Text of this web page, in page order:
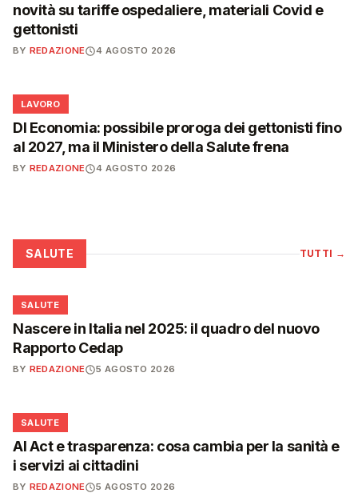
novità su tariffe ospedaliere, materiali Covid e
gettonisti
BY REDAZIONE 4 AGOSTO 2026
💼
LAVORO
Dl Economia: possibile proroga dei gettonisti fino
al 2027, ma il Ministero della Salute frena
BY REDAZIONE 4 AGOSTO 2026
SALUTE TUTTI →
❤️
SALUTE
Nascere in Italia nel 2025: il quadro del nuovo
Rapporto Cedap
BY REDAZIONE 5 AGOSTO 2026
❤️
SALUTE
AI Act e trasparenza: cosa cambia per la sanità e
i servizi ai cittadini
BY REDAZIONE 5 AGOSTO 2026